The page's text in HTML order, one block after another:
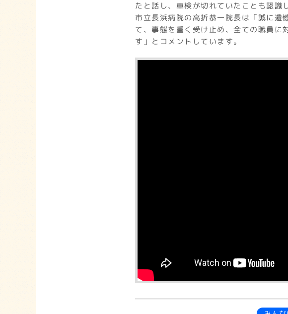
たと話し、車検が切れていたことも認識
市立長浜病院の高折恭一院長は「誠に遺
て、事態を重く受け止め、全ての職員に
す」とコメントしています。